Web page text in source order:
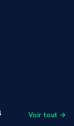
Voir tout →